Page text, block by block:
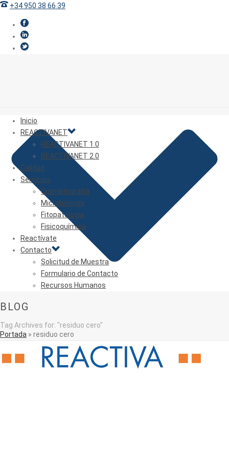
+34 950 38 66 39
Inicio
REACTIVANET
REACTIVANET 1.0
REACTIVANET 2.0
Calidad
Servicios
Cromatografía
Microbiología
Fitopatología
Fisicoquímica
Reactívate
Contacto
Solicitud de Muestra
Formulario de Contacto
Recursos Humanos
BLOG
Tag Archives for: "residuo cero"
Portada » residuo cero